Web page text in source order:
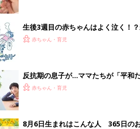
生後3週目の赤ちゃんはよく泣く！
って本当？【専門家】
赤ちゃん・育児
反抗期の息子が...ママたちが「平和
赤ちゃん・育児
8月6日生まれはこんな人 365日の